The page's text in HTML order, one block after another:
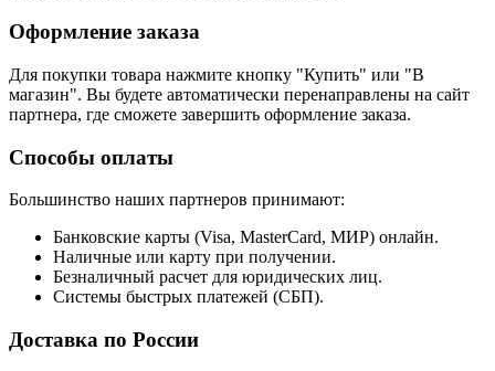
Оформление заказа
Для покупки товара нажмите кнопку "Купить" или "В
магазин". Вы будете автоматически перенаправлены на сайт
партнера, где сможете завершить оформление заказа.
Способы оплаты
Большинство наших партнеров принимают:
Банковские карты (Visa, MasterCard, МИР) онлайн.
Наличные или карту при получении.
Безналичный расчет для юридических лиц.
Системы быстрых платежей (СБП).
Доставка по России